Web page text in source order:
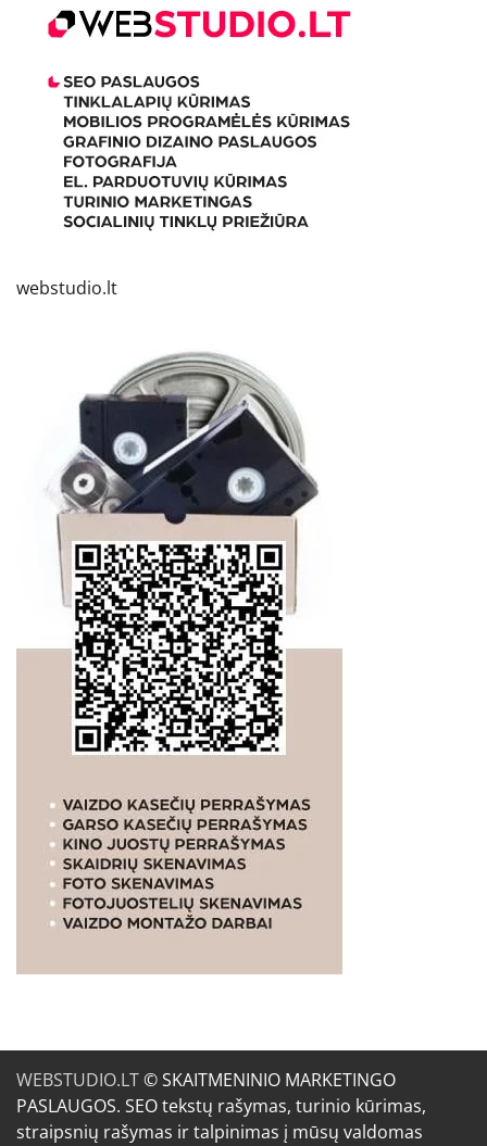
webstudio.lt
WEBSTUDIO.LT© SKAITMENINIO MARKETINGO
PASLAUGOS. SEO tekstų rašymas, turinio kūrimas,
straipsnių rašymas ir talpinimas į mūsų valdomas